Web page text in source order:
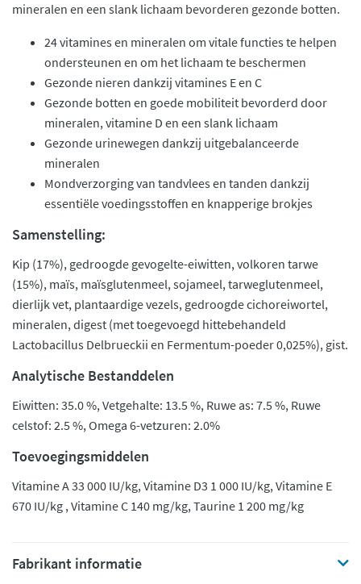
mineralen en een slank lichaam bevorderen gezonde botten.
24 vitamines en mineralen om vitale functies te helpen
ondersteunen en om het lichaam te beschermen
Gezonde nieren dankzij vitamines E en C
Gezonde botten en goede mobiliteit bevorderd door
mineralen, vitamine D en een slank lichaam
Gezonde urinewegen dankzij uitgebalanceerde
mineralen
Mondverzorging van tandvlees en tanden dankzij
essentiële voedingsstoffen en knapperige brokjes
Samenstelling:
Kip (17%), gedroogde gevogelte-eiwitten, volkoren tarwe
(15%), maïs, maïsglutenmeel, sojameel, tarweglutenmeel,
dierlijk vet, plantaardige vezels, gedroogde cichoreiwortel,
mineralen, digest (met toegevoegd hittebehandeld
Lactobacillus Delbrueckii en Fermentum-poeder 0,025%), gist.
Analytische Bestanddelen
​Eiwitten: 35.0 %, Vetgehalte: 13.5 %, Ruwe as: 7.5 %, Ruwe
celstof: 2.5 %, Omega 6-vetzuren: 2.0%
Toevoegingsmiddelen
Vitamine A 33 000 IU/kg, Vitamine D3 1 000 IU/kg, Vitamine E
670 IU/kg , Vitamine C 140 mg/kg, Taurine 1 200 mg/kg
Fabrikant informatie